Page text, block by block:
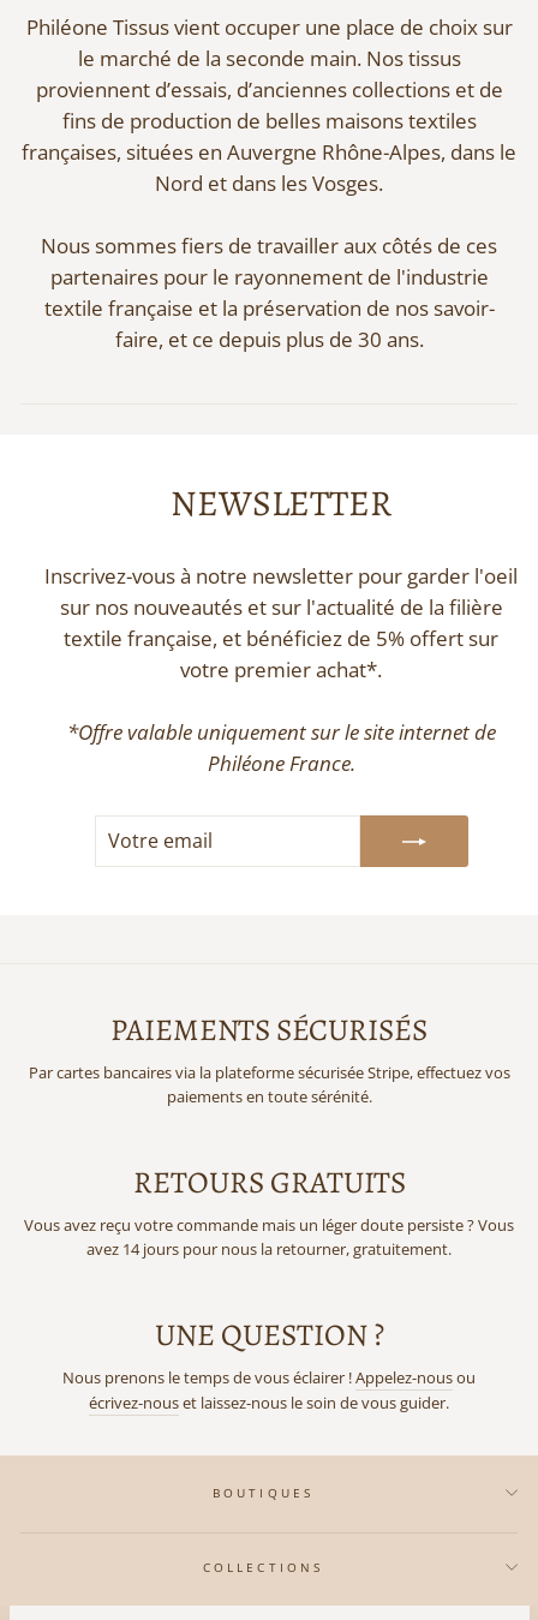
Philéone Tissus vient occuper une place de choix sur
le marché de la seconde main. Nos tissus
proviennent d’essais, d’anciennes collections et de
fins de production de belles maisons textiles
françaises, situées en Auvergne Rhône-Alpes, dans le
Nord et dans les Vosges.
Nous sommes fiers de travailler aux côtés de ces
partenaires pour le rayonnement de l'industrie
textile française et la préservation de nos savoir-
faire, et ce depuis plus de 30 ans.
NEWSLETTER
Inscrivez-vous à notre newsletter pour garder l'oeil
sur nos nouveautés et sur l'actualité de la filière
textile française, et bénéficiez de 5% offert sur
votre premier achat*.
*Offre valable uniquement sur le site internet de
Philéone France.
PAIEMENTS SÉCURISÉS
Par cartes bancaires via la plateforme sécurisée Stripe, effectuez vos
paiements en toute sérénité.
RETOURS GRATUITS
Vous avez reçu votre commande mais un léger doute persiste ? Vous
avez 14 jours pour nous la retourner, gratuitement.
UNE QUESTION ?
Nous prenons le temps de vous éclairer !Appelez-nousou
écrivez-nouset laissez-nous le soin de vous guider.
BOUTIQUES
COLLECTIONS